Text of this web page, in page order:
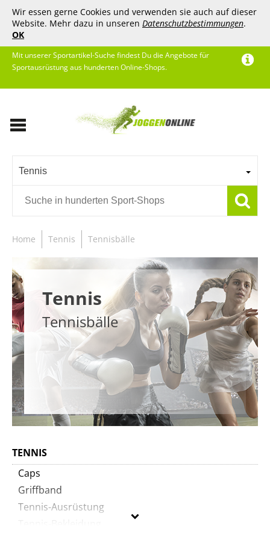
Wir essen gerne Cookies und verwenden sie auch auf dieser
Website. Mehr dazu in unseren Datenschutzbestimmungen.
OK
Mit unserer Sportartikel-Suche findest Du die Angebote für
Sportausrüstung aus hunderten Online-Shops.
Tennis
Home Tennis Tennisbälle
Tennis
Tennisbälle
TENNIS
Caps
Griffband
Tennis-Ausrüstung